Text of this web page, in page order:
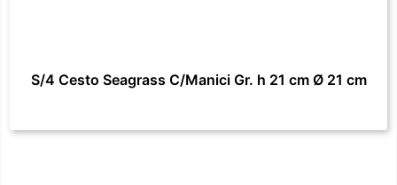
S/4 Cesto Seagrass C/Manici Gr. h 21 cm Ø 21 cm